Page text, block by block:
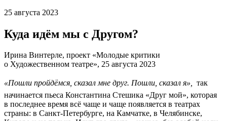
25 августа 2023
Куда идём мы с Другом?
Ирина Винтерле, проект «Молодые критики
о Художественном театре», 25 августа 2023
«Пошли пройдёмся, сказал мне друг. Пошли, сказал я»,  так
начинается пьеса Константина Стешика «Друг мой», которая
в последнее время всё чаще и чаще появляется в театрах
страны: в Санкт-Петербурге, на Камчатке, в Челябинске,